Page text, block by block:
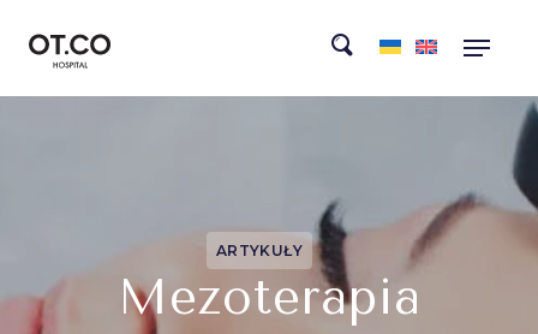
ARTYKUŁY
Mezoterapia